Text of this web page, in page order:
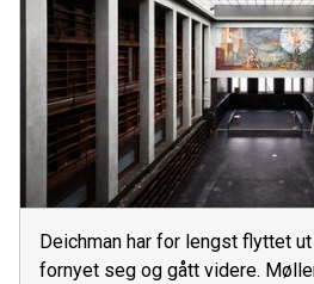
Deichman har for lengst flyttet
fornyet seg og gått videre.